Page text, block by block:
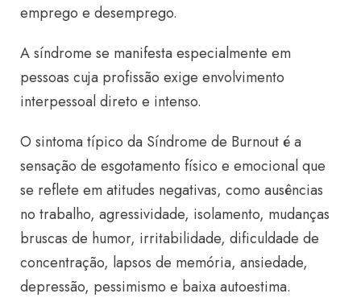
emprego e desemprego.
A síndrome se manifesta especialmente em
pessoas cuja profissão exige envolvimento
interpessoal direto e intenso.
O sintoma típico da Síndrome de Burnout é a
sensação de esgotamento físico e emocional que
se reflete em atitudes negativas, como ausências
no trabalho, agressividade, isolamento, mudanças
bruscas de humor, irritabilidade, dificuldade de
concentração, lapsos de memória, ansiedade,
depressão, pessimismo e baixa autoestima.